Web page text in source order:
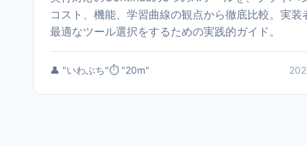
コスト、機能、学習曲線の観点から徹底比較。実装
最適なツール選択をするための実践的ガイド。
👤 "いわぶち"⏱️ "20m"